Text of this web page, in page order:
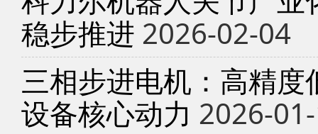
稳步推进 2026-02-04
三相步进电机：高精
设备核心动力 2026-